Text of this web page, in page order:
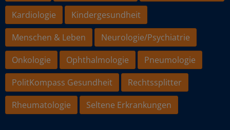
Kardiologie
Kindergesundheit
Menschen & Leben
Neurologie/Psychiatrie
Onkologie
Ophthalmologie
Pneumologie
PolitKompass Gesundheit
Rechtssplitter
Rheumatologie
Seltene Erkrankungen